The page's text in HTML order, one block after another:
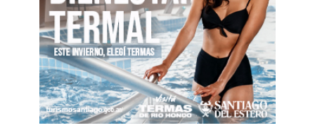
mismos sectores que reclamaron solidaridad
estatal en 2002 hoy responden con despidos,
especulación y presión política.
El ejemplo lo dio hace unos días el CEO de
Gomerías Neumen, Roberto Méndez, quien sin
tapujos admitió que estaban robándole a los